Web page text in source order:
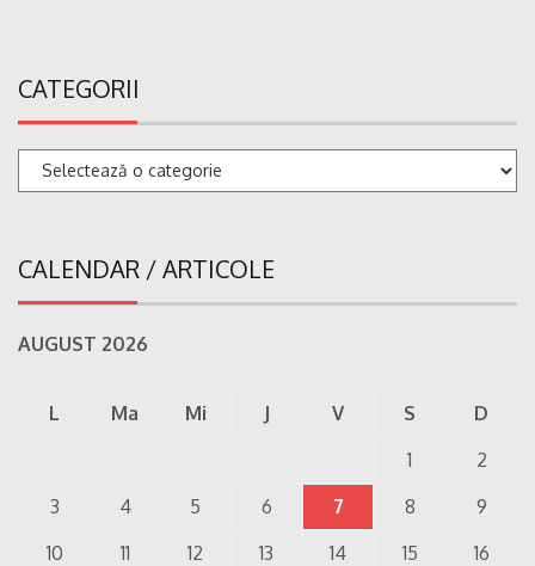
CATEGORII
Categorii
CALENDAR / ARTICOLE
AUGUST 2026
L Ma Mi J V S
D
1
2
3
4 5 6 7 8
9
10
11 12 13 14 15
16